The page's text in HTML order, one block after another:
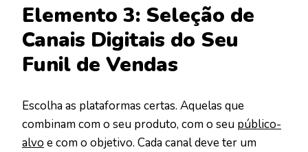
Elemento 3: Seleção de
Canais Digitais do Seu
Funil de Vendas
Escolha as plataformas certas. Aquelas que
combinam com o seu produto, com o seu público-
alvo e com o objetivo. Cada canal deve ter um